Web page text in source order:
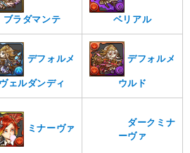
ブラダマンテ ベリアル
デフォルメ
ヴェルダンディ
デフォルメ
ウルド
ミナーヴァ
ダークミナ
ーヴァ